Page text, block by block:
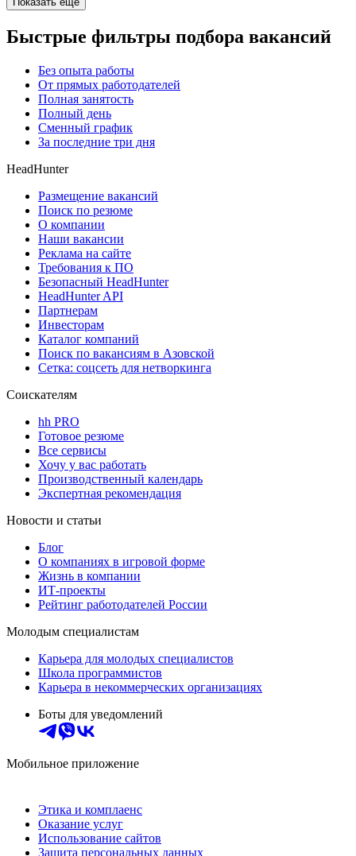
Быстрые фильтры подбора вакансий
Без опыта работы
От прямых работодателей
Полная занятость
Полный день
Сменный график
За последние три дня
HeadHunter
Размещение вакансий
Поиск по резюме
О компании
Наши вакансии
Реклама на сайте
Требования к ПО
Безопасный HeadHunter
HeadHunter API
Партнерам
Инвесторам
Каталог компаний
Поиск по вакансиям в Азовской
Сетка: соцсеть для нетворкинга
Соискателям
hh PRO
Готовое резюме
Все сервисы
Хочу у вас работать
Производственный календарь
Экспертная рекомендация
Новости и статьи
Блог
О компаниях в игровой форме
Жизнь в компании
ИТ-проекты
Рейтинг работодателей России
Молодым специалистам
Карьера для молодых специалистов
Школа программистов
Карьера в некоммерческих организациях
Боты для уведомлений
Мобильное приложение
Этика и комплаенс
Оказание услуг
Использование сайтов
Защита персональных данных